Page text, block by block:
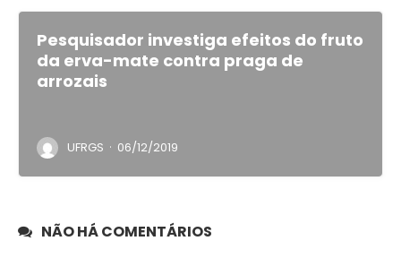
Pesquisador investiga efeitos do fruto
da erva-mate contra praga de
arrozais
UFRGS · 06/12/2019
NÃO HÁ COMENTÁRIOS